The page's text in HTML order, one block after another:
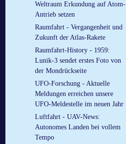
Weltraum Erkundung auf Atom-
Antrieb setzen
Raumfahrt - Vergangenheit und
Zukunft der Atlas-Rakete
Raumfahrt-History - 1959:
Lunik-3 sendet erstes Foto von
der Mondrückseite
UFO-Forschung - Aktuelle
Meldungen erreichen unsere
UFO-Meldestelle im neuen Jahr
Luftfahrt - UAV-News:
Autonomes Landen bei vollem
Tempo